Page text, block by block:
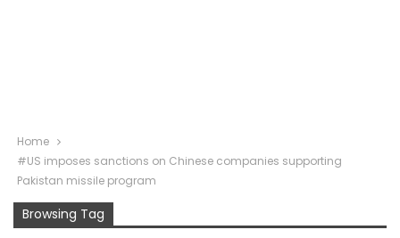
Home
#US imposes sanctions on Chinese companies supporting
Pakistan missile program
Browsing Tag